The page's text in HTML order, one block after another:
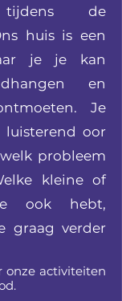
tijdens de
huis is een
je je kan
en
Je
oor
probleem
kleine of
ook hebt,
graag verder
onze activiteiten